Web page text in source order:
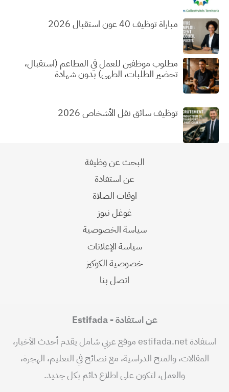
مباراة توظيف 40 عون استقبال 2026
مطلوب موظفين للعمل في المطاعم (استقبال،
تحضير الطلبات، الطهي) بدون شهادة
توظيف سائق نقل الأشخاص 2026
البحث عن وظيفة
عن استفادة
اوقات الصلاة
غوغل نيوز
سياسة الخصوصية
سياسة الإعلانات
خصوصية الكوكيز
اتصل بنا
عن استفادة - Estifada
استفادة estifada.net موقع عربي شامل يقدم أحدث الأخبار،
المقالات، والمنح الدراسية، مع نصائح في التعليم، الهجرة،
والعمل، لتكون على اطلاع دائم بكل جديد.